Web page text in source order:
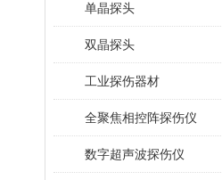
单晶探头
双晶探头
工业探伤器材
全聚焦相控阵探伤仪
数字超声波探伤仪